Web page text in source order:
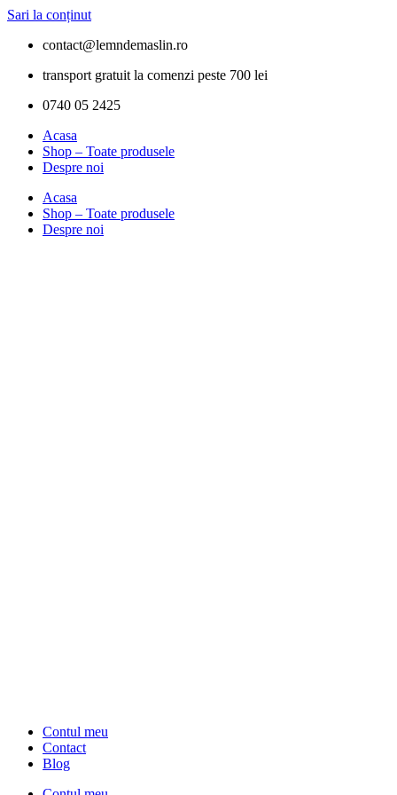
Sari la conținut
contact@lemndemaslin.ro
transport gratuit la comenzi peste 700 lei
0740 05 2425
Acasa
Shop – Toate produsele
Despre noi
Acasa
Shop – Toate produsele
Despre noi
Contul meu
Contact
Blog